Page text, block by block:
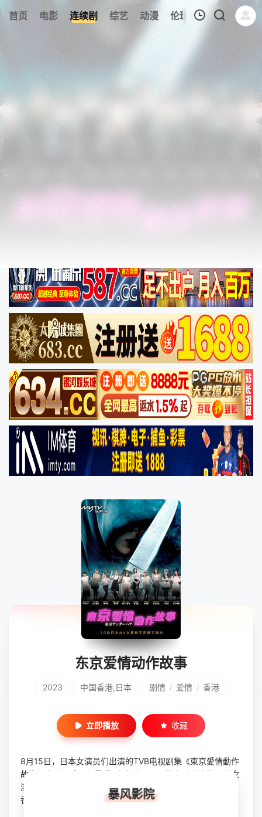
首页 电影 连续剧 综艺 动漫 伦理片 今日更新
134
东京爱情动作故事
2023 中国香港,日本 剧情 / 爱情 / 香港
立即播放 收藏
8月15日，日本女演员们出演的TVB电视剧集《東京愛情動作
故事》官方正式公开最后4名女演员，至此本剧出演的10名女
演员全部公开，依次是相泽南，古川伊织，羽田爱，朝美穗
香，楪花恋，桃乃木香奈，河北彩花，...
暴风影院